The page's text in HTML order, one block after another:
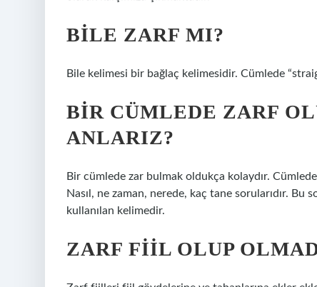
BILE ZARF MI?
Bile kelimesi bir bağlaç kelimesidir. Cümlede
BIR CÜMLEDE ZARF
ANLARIZ?
Bir cümlede zar bulmak oldukça kolaydır.
Nasıl, ne zaman, nerede, kaç tane sorularıdır. Bu
kullanılan kelimedir.
ZARF FIIL OLUP